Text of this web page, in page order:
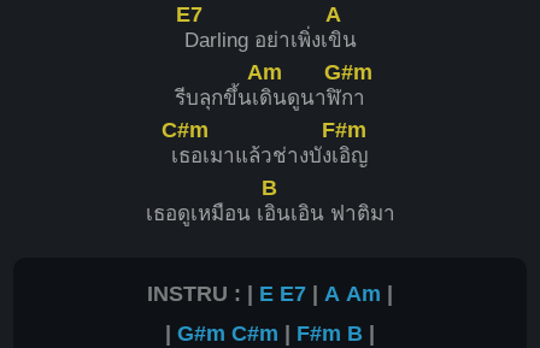
E7
Darling อย่าเพิ่งเ
A
ขิน
รีบลุกขึ้นเ
Am
ดินดูนาฬิ
G#m
กา
เ
C#m
ธอเมาแล้วช่างบังเ
F#m
อิญ
เธอดูเหมือน เ
B
อินเอิน ฟาติมา
INSTRU : | E E7 | A Am |
| G#m C#m | F#m B |